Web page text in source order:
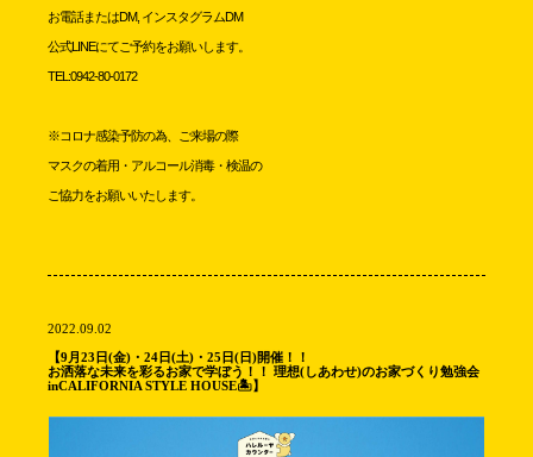
お電話またはDM, インスタグラムDM
公式LINEにてご予約をお願いします。
TEL:0942-80-0172
※コロナ感染予防の為、ご来場の際
マスクの着用・アルコール消毒・検温の
ご協力をお願いいたします。
2022.09.02
【9月23日(金)・24日(土)・25日(日)開催！！
お洒落な未来を彩るお家で学ぼう！！ 理想(しあわせ)のお家づくり勉強会
inCALIFORNIA STYLE HOUSE🏝】